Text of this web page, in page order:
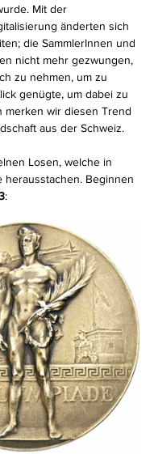
Mit der
änderten sich
die SammlerInnen und
nicht mehr gezwungen,
zu nehmen, um zu
genügte, um dabei zu
merken wir diesen Trend
aus der Schweiz.
Losen, welche in
herausstachen. Beginnen
: